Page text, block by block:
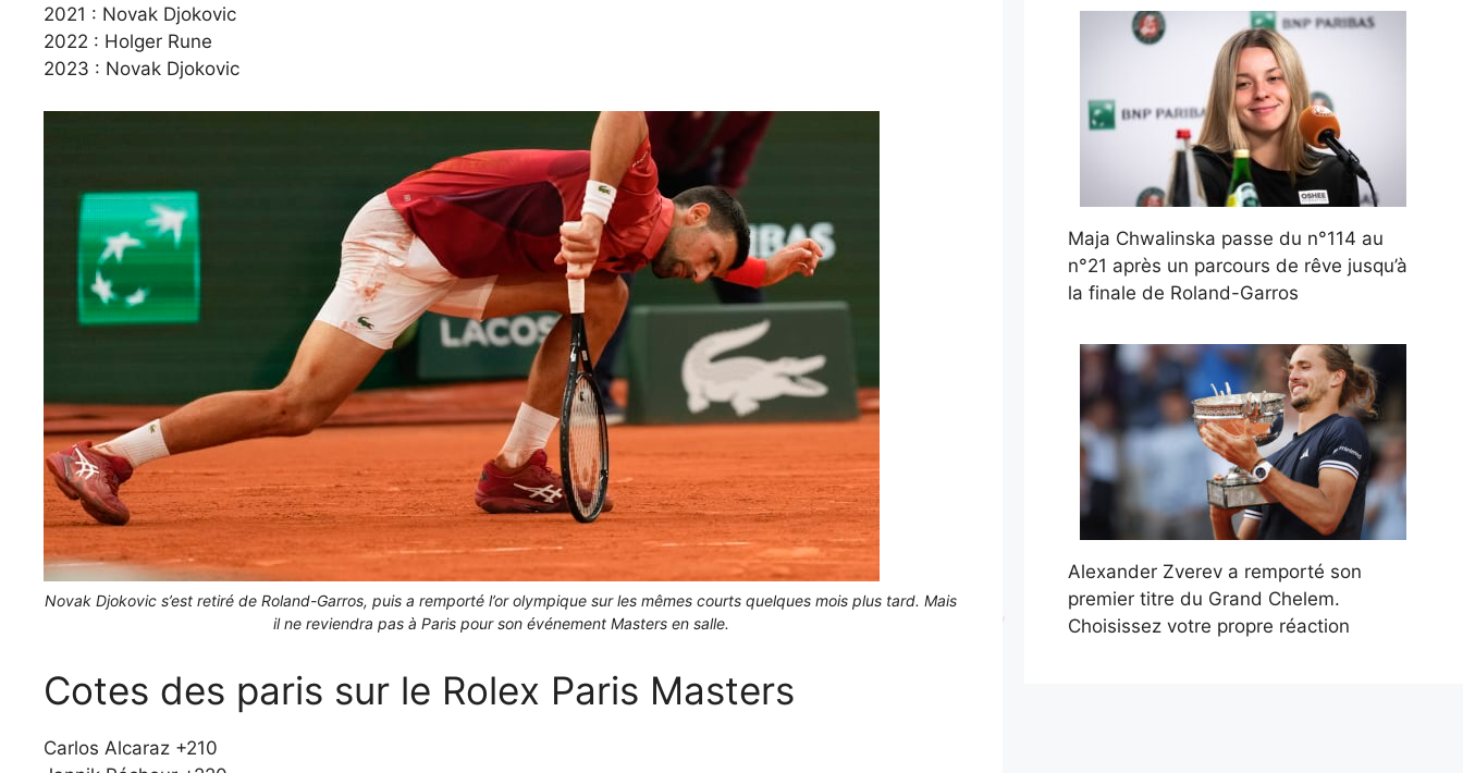
2021 : Novak Djokovic
2022 : Holger Rune
2023 : Novak Djokovic
Novak Djokovic s’est retiré de Roland-Garros, puis a remporté l’or olympique sur les mêmes courts quelques mois plus tard. Mais
il ne reviendra pas à Paris pour son événement Masters en salle.
Cotes des paris sur le Rolex Paris Masters
Carlos Alcaraz +210
Maja Chwalinska passe du n°114 au
n°21 après un parcours de rêve jusqu’à
la finale de Roland-Garros
Alexander Zverev a remporté son
premier titre du Grand Chelem.
Choisissez votre propre réaction